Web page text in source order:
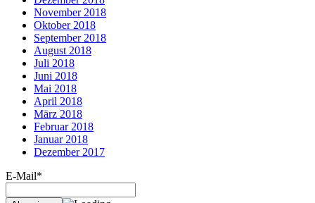
November 2018
Oktober 2018
September 2018
August 2018
Juli 2018
Juni 2018
Mai 2018
April 2018
März 2018
Februar 2018
Januar 2018
Dezember 2017
E-Mail*